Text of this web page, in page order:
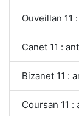
Ouveillan 11
Canet 11 :
Bizanet 11 :
Coursan 11